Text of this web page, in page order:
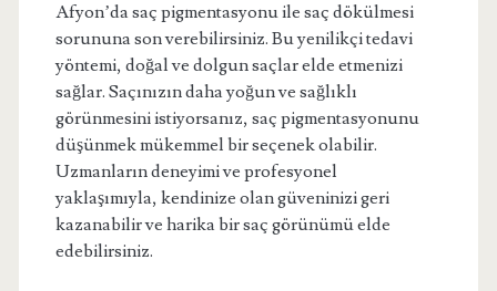
Afyon’da saç pigmentasyonu ile saç dökülmesi
sorununa son verebilirsiniz. Bu yenilikçi tedavi
yöntemi, doğal ve dolgun saçlar elde etmenizi
sağlar. Saçınızın daha yoğun ve sağlıklı
görünmesini istiyorsanız, saç pigmentasyonunu
düşünmek mükemmel bir seçenek olabilir.
Uzmanların deneyimi ve profesyonel
yaklaşımıyla, kendinize olan güveninizi geri
kazanabilir ve harika bir saç görünümü elde
edebilirsiniz.